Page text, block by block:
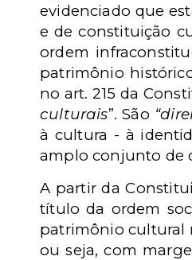
evidenciado que
e deconstituição
ordem
patrimônio
no art. 215 da
culturais”. São
à cultura - à
amplo conjunto de
A partir da
título da ordem
patrimônio cultural
ou seja, com